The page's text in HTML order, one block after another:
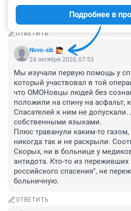
И да, у меня вопрос - а что же
зачистили после этого?
ОТВЕТИТЬ
Novo-sib
Подробнее в
24 октября 2020, 07:53
Мы изучали первую помощь у
который участвовал в той
что ОМОНовцы людей без
положили на спину на асфальт,
Спасателей к ним не
собственными языками.
Плюс траванули каким-то газом,
никогда так и не раскрыли.
Скорых, ни в больнице у
антидота. Кто-то из
российского спасения", не
больничную.
ОТВЕТИТЬ